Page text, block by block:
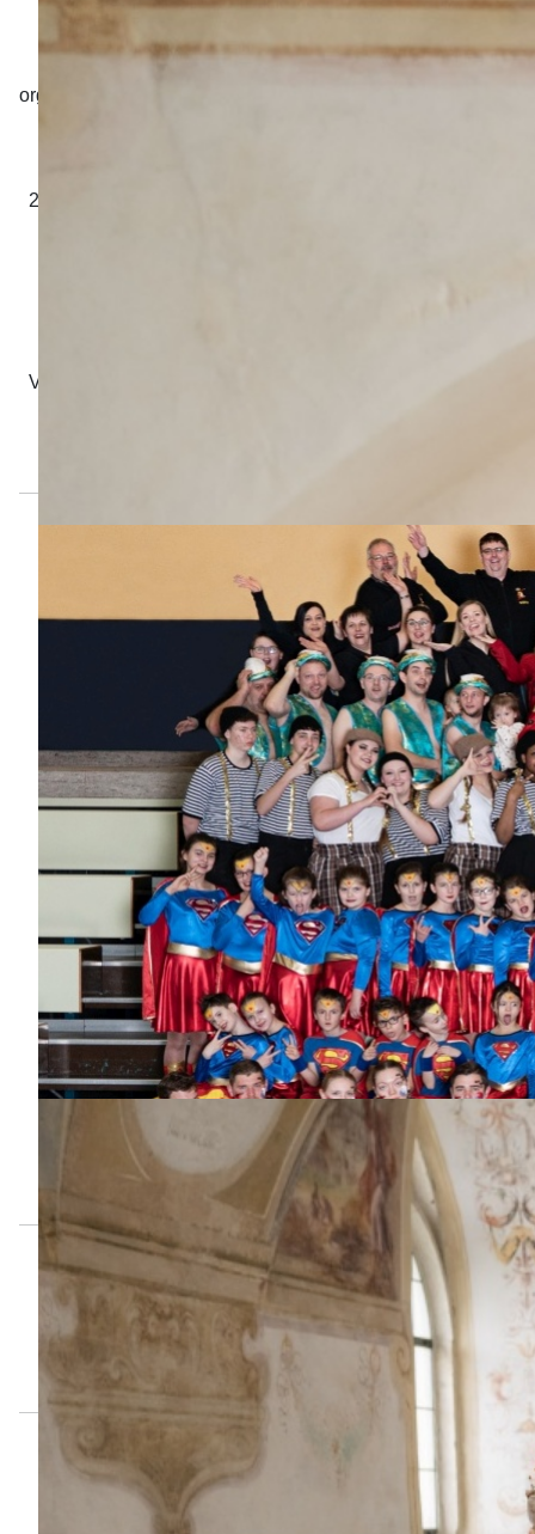
Unser Zeltlager steht vor der Tür. Auf Grund von
organisatorischen Gründen können wir das Zeltlager leider
25.07.2026 auf Sonntag den 26.07.2026 statt. Mehr Infos
Vielen Dank für Euer Verständnis - wir freuen uns auf ein
Prinzenpaare der
Schlossfinken
der Saison 2025-2026
Prinzessin Anne
und Prinz Florian
Prinzessin Nicole
und Prinz Alex
Ein dreifach donnerndes
Finken - Helau | Finken - Helau |
Finken - Helau
Aktive Mannschaft
Die aktive Mannschaft der Saison 2024 - 2025